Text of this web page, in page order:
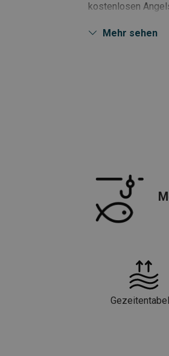
kostenlosen
das ganze Jahr
• Kostenloser
• Reichhaltige
Mehr sehen